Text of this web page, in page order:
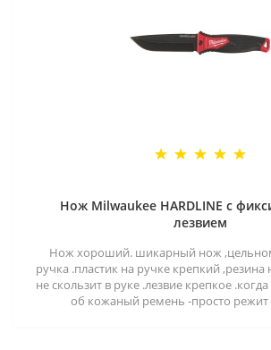
Нож Milwaukee HARDLINE с
лезвием
Нож хороший. шикарный нож
ручка .пластик на ручке крепкий ,резина
не скользит в руке .лезвие крепкое
об кожаный ремень -просто режит